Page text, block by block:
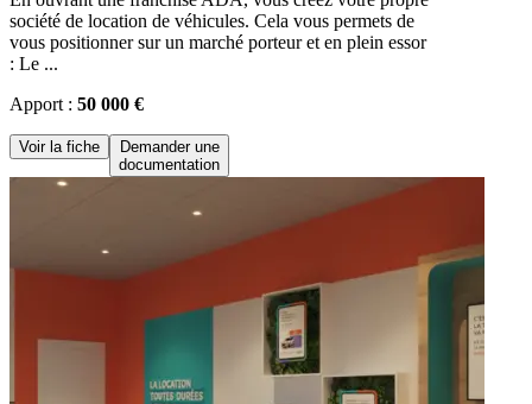
société de location de véhicules. Cela vous permets de
vous positionner sur un marché porteur et en plein essor
: Le ...
Apport : 50 000 €
Voir la fiche
Demander une
documentation